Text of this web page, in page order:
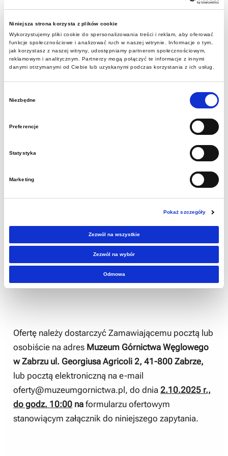
Niniejsza strona korzysta z plików cookie
Wykorzystujemy pliki cookie do spersonalizowania treści i reklam, aby oferować
funkcje społecznościowe i analizować ruch w naszej witrynie. Informacje o tym,
jak korzystasz z naszej witryny, udostępniamy partnerom społecznościowym,
reklamowym i analitycznym. Partnerzy mogą połączyć te informacje z innymi
danymi otrzymanymi od Ciebie lub uzyskanymi podczas korzystania z ich usług.
Niezbędne
Preferencje
Statystyka
Marketing
Pokaż szczegóły
Zezwól na wszystkie
Zezwól na wybór
Odmowa
Zakup wraz z dostawą 1szt.
licencji oprogramowania
Capture One
Niniejsze rozeznanie rynku ma na celu ustalenie
które może jednocześnie prowadzić do wyłonienia
oferty najkorzystniejszej i podjęcia współpracy z
wybranym Wykonawcą.
Przedmiotem zamówienia jest:
Zakup wraz z dostawą 1szt. licencji
oprogramowania Capture One
Ofertę należy dostarczyć Zamawiającemu pocztą lub
osobiście na adres Muzeum Górnictwa Węglowego
w Zabrzu ul. Georgiusa Agricoli 2, 41-800 Zabrze,
lub pocztą elektroniczną na e-mail
oferty@muzeumgornictwa.pl, do dnia 2.10.2025 r.,
do godz. 10:00 na formularzu ofertowym
stanowiącym załącznik do niniejszego zapytania.